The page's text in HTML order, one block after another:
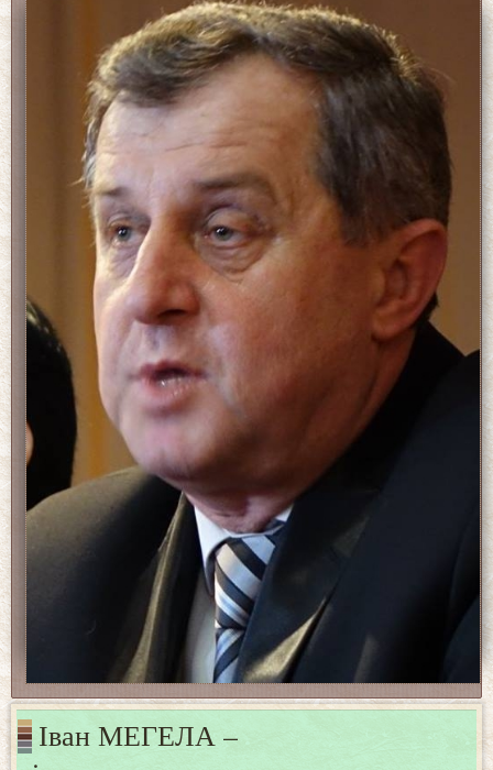
Іван МЕГЕЛА –